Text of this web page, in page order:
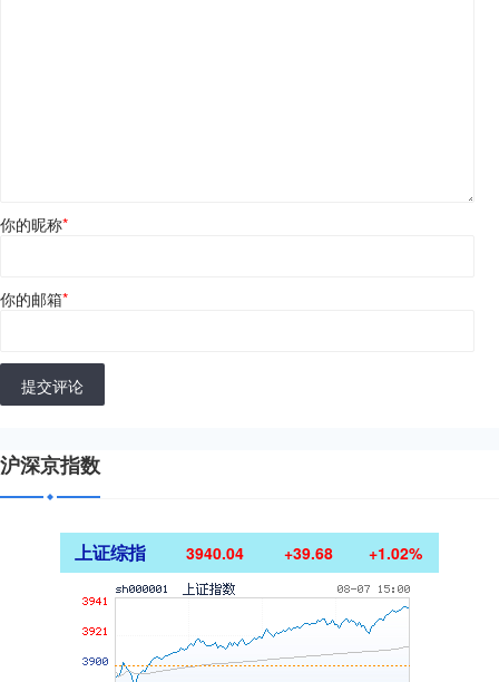
你的昵称*
你的邮箱*
提交评论
沪深京指数
上证综指 3940.04 +39.68 +1.02%